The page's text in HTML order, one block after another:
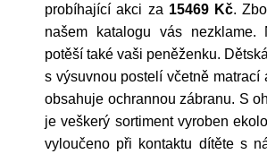
probíhající akci za 15469 Kč.
našem katalogu vás nezklame.
potěší také vaši peněženku.
s výsuvnou postelí včetně matrací
obsahuje ochrannou zábranu. S
je veškerý sortiment vyroben
vyloučeno při kontaktu dítěte s